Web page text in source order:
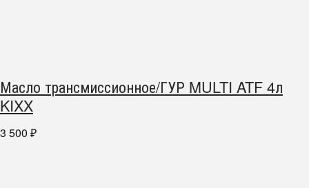
Масло трансмиссионное/ГУР MULTI ATF 4л
KIXX
3 500 ₽